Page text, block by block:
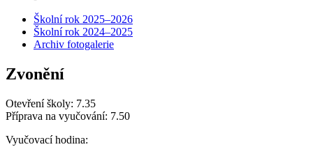
Školní rok 2025–2026
Školní rok 2024–2025
Archiv fotogalerie
Zvonění
Otevření školy: 7.35
Příprava na vyučování: 7.50
Vyučovací hodina: